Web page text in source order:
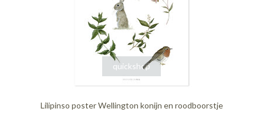
quickshop
Lilipinso poster Wellington konijn en roodboorstje